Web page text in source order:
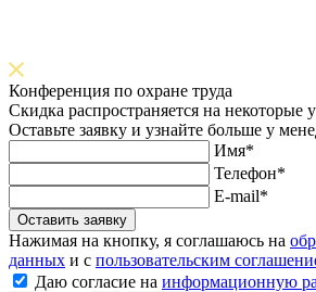
Конференция по охране труда
Скидка распространяется на некоторые
Оставьте заявку и узнайте больше у
Имя*
Телефон*
E-mail*
Оставить заявку
Нажимая на кнопку, я соглашаюсь на
данных и с пользовательским
Даю согласие на информационную